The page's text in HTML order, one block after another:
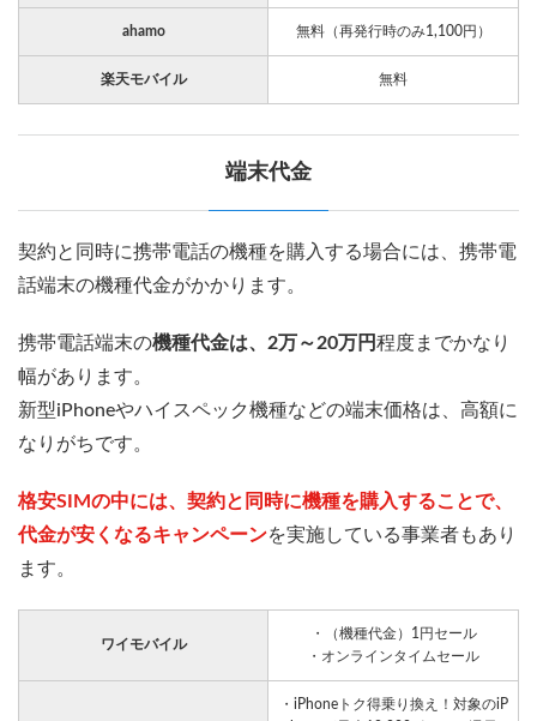
ahamo 無料（再発行時のみ1,100円）
楽天モバイル 無料
端末代金
契約と同時に携帯電話の機種を購入する場合には、携帯電
話端末の機種代金がかかります。
携帯電話端末の機種代金は、2万～20万円程度までかなり
幅があります。
新型iPhoneやハイスペック機種などの端末価格は、高額に
なりがちです。
格安SIMの中には、契約と同時に機種を購入することで、
代金が安くなるキャンペーンを実施している事業者もあり
ます。
ワイモバイル
・（機種代金）1円セール
・オンラインタイムセール
・iPhoneトク得乗り換え！対象のiP